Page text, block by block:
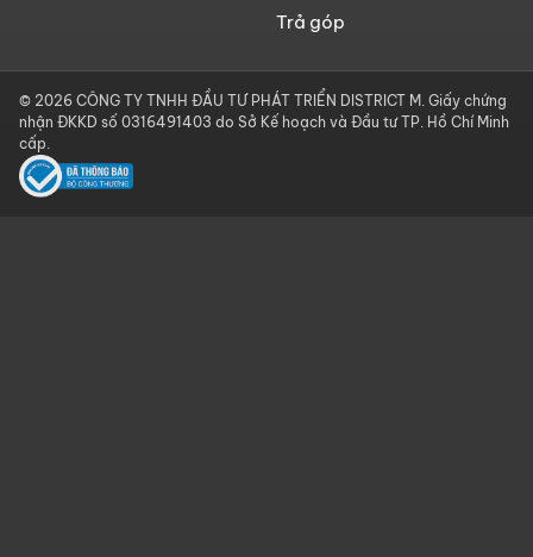
Trả góp
© 2026 CÔNG TY TNHH ĐẦU TƯ PHÁT TRIỂN DISTRICT M. Giấy chứng
nhận ĐKKD số 0316491403 do Sở Kế hoạch và Đầu tư TP. Hồ Chí Minh
cấp.